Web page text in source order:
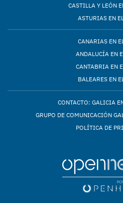
CASTILLA Y LEÓN
ASTURIAS EN
CANARIAS EN
ANDALUCÍA EN
CANTABRIA EN
BALEARES EN
CONTACTO: GALICIA
GRUPO DE COMUNICACIÓN
POLÍTICA DE